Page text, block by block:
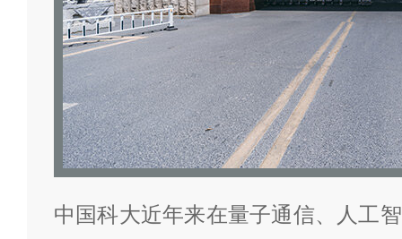
中国科大近年来在量子通信、人工